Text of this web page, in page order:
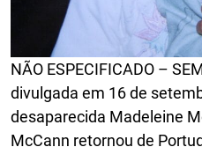
NÃO ESPECIFICADO –
divulgada em 16 de
desaparecida Madeleine
McCann retornou de